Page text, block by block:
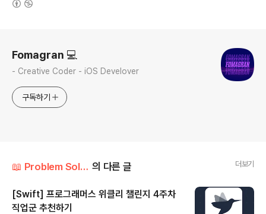
Fomagran 💻
- Creative Coder - iOS Develover
구독하기
📖 Problem Solution/Programmers 의 다른 글 더보기
[Swift] 프로그래머스 위클리 챌린지 4주차
직업군 추천하기